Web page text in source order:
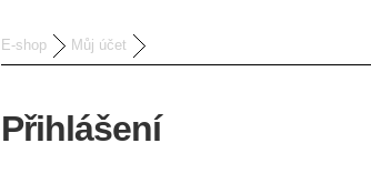
E-shop Můj účet
Přihlášení